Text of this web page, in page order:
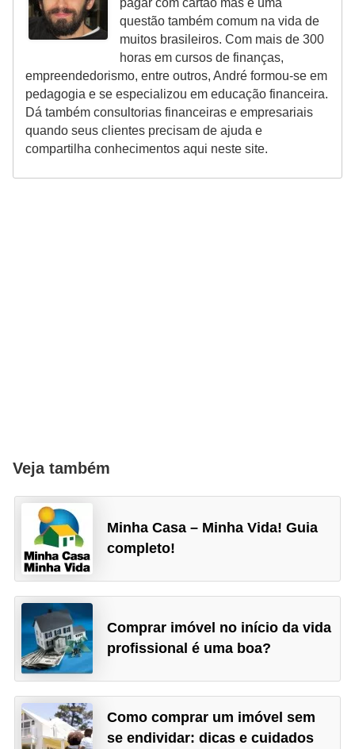
pagar com cartão mas é uma
questão também comum na vida de
muitos brasileiros. Com mais de 300
horas em cursos de finanças,
empreendedorismo, entre outros, André formou-se em
pedagogia e se especializou em educação financeira.
Dá também consultorias financeiras e empresariais
quando seus clientes precisam de ajuda e
compartilha conhecimentos aqui neste site.
Veja também
Minha Casa – Minha Vida! Guia
completo!
Comprar imóvel no início da vida
profissional é uma boa?
Como comprar um imóvel sem
se endividar: dicas e cuidados
r
e
o
m
p
e
n